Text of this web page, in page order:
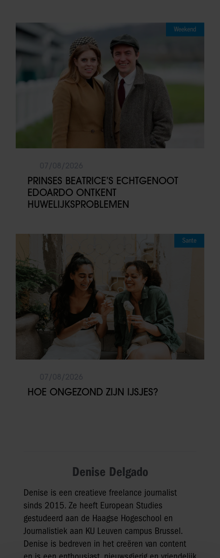
Weekend
PRINSES BEATRICE’S ECHTGENOOT
EDOARDO ONTKENT
HUWELIJKSPROBLEMEN
Sante
HOE ONGEZOND ZIJN IJSJES?
Denise Delgado
Denise is een creatieve freelance journalist
sinds 2015. Ze heeft European Studies
gestudeerd aan de Haagse Hogeschool en
Journalistiek aan KU Leuven campus Brussel.
Denise is bedreven in het creëren van content